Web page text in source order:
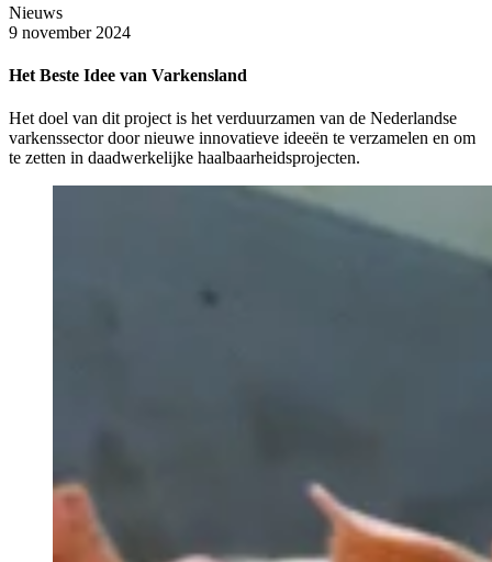
Nieuws
9 november 2024
Het Beste Idee van Varkensland
Het doel van dit project is het verduurzamen van de Nederlandse
varkenssector door nieuwe innovatieve ideeën te verzamelen en om
te zetten in daadwerkelijke haalbaarheidsprojecten.